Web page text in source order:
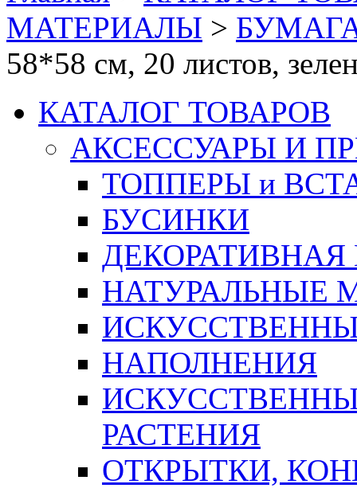
МАТЕРИАЛЫ >
58*58 см, 20 листов,
КАТАЛОГ ТОВАРОВ
АКСЕССУАРЫ И
ТОППЕРЫ и
БУСИНКИ
ДЕКОРАТИВНАЯ
НАТУРАЛЬНЫЕ
НАПОЛНЕНИЯ
РАСТЕНИЯ
ОТКРЫТКИ,